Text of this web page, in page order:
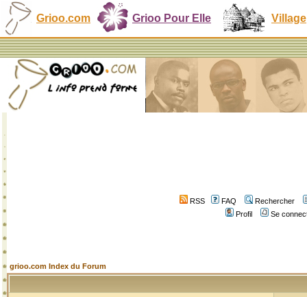
Grioo.com Grioo Pour Elle Village
RSS FAQ
Rechercher
Profil
Se
grioo.com Index du Forum